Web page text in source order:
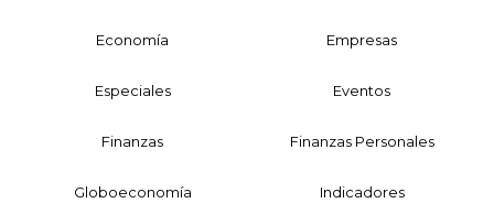
Economía Empresas
Especiales Eventos
Finanzas Finanzas Personales
Globoeconomía Indicadores